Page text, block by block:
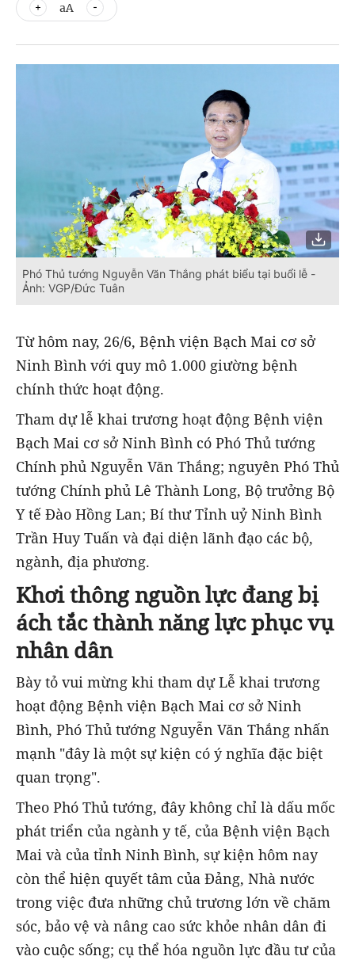
aA
Phó Thủ tướng Nguyễn Văn Thắng phát biểu tại buổi lễ -
Ảnh: VGP/Đức Tuân
Từ hôm nay, 26/6, Bệnh viện Bạch Mai cơ sở
Ninh Bình với quy mô 1.000 giường bệnh
chính thức hoạt động.
Tham dự lễ khai trương hoạt động Bệnh viện
Bạch Mai cơ sở Ninh Bình có Phó Thủ tướng
Chính phủ Nguyễn Văn Thắng; nguyên Phó Thủ
tướng Chính phủ Lê Thành Long, Bộ trưởng Bộ
Y tế Đào Hồng Lan; Bí thư Tỉnh uỷ Ninh Bình
Trần Huy Tuấn và đại diện lãnh đạo các bộ,
ngành, địa phương.
Khơi thông nguồn lực đang bị
ách tắc thành năng lực phục vụ
nhân dân
Bày tỏ vui mừng khi tham dự Lễ khai trương
hoạt động Bệnh viện Bạch Mai cơ sở Ninh
Bình, Phó Thủ tướng Nguyễn Văn Thắng nhấn
mạnh "đây là một sự kiện có ý nghĩa đặc biệt
quan trọng".
Theo Phó Thủ tướng, đây không chỉ là dấu mốc
phát triển của ngành y tế, của Bệnh viện Bạch
Mai và của tỉnh Ninh Bình, sự kiện hôm nay
còn thể hiện quyết tâm của Đảng, Nhà nước
trong việc đưa những chủ trương lớn về chăm
sóc, bảo vệ và nâng cao sức khỏe nhân dân đi
vào cuộc sống; cụ thể hóa nguồn lực đầu tư của